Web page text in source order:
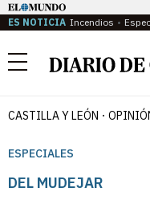
ES NOTICIA Incendios
Menú
CASTILLA Y LEÓN
ESPECIALES
DEL MUDEJAR